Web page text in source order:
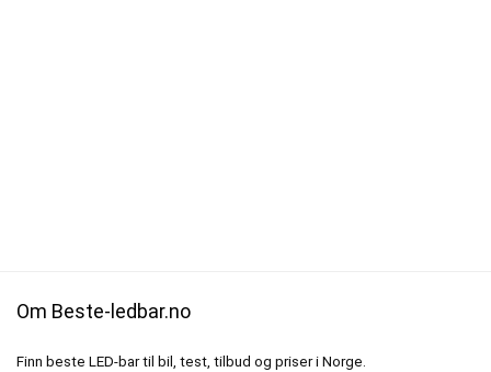
Om Beste-ledbar.no
Finn beste LED-bar til bil, test, tilbud og priser i Norge.